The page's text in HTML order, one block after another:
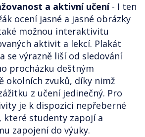
a aktivní učení- I ten
ocení jasné a jasné obrázky
možnou interaktivitu
aktivit a lekcí. Plakát
se výrazně liší od sledování
procházku deštným
okolních zvuků, díky nimž
z učení jedinečný. Pro
je k dispozici nepřeberné
které studenty zapojí a
zapojení do výuky.